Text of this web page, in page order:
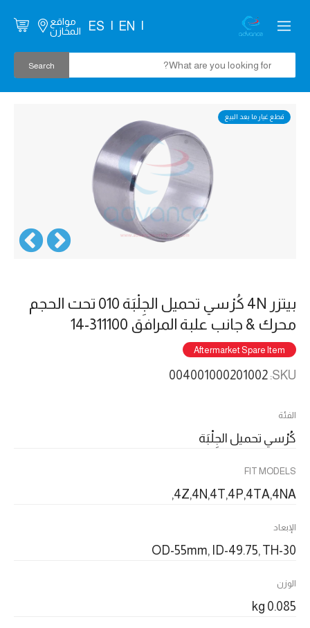
EN
ES
مواقع
المخازن
قطع غيار ما بعد البيع
بيتزر 4N كُرْسي تحميل الجِلْبَة 010 تحت الحجم
محرك & جانب علبة المرافق 311100-14
Aftermarket Spare Item
SKU:
الفئة
كُرْسي تحميل الجِلْبَة
FIT MODELS
4Z,4N,4T,4P,4TA,4NA,
الإبعاد
OD-55mm, ID-49.75, TH-30
الوزن
0.085 kg